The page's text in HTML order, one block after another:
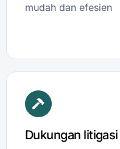
mudah dan efesien
Dukungan litigasi